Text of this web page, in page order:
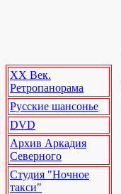
XX Век.
Ретропанорама
Русские шансонье
DVD
Архив Аркадия
Северного
Студия "Ночное
такси"